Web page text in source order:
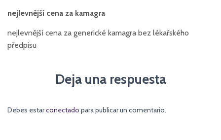
nejlevnější cena za kamagra
nejlevnější cena za generické kamagra bez lékařského
předpisu
Deja una respuesta
Debes estarconectado para publicar un comentario.